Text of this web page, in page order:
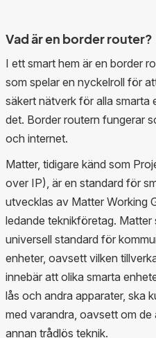
Vad är en border router?
I ett smart hem är en border
som spelar en nyckelroll för
säkert nätverk för alla smarta
det. Border routern fungerar
och internet.
Matter, tidigare känd som
over IP), är en standard för
utvecklas av Matter Working
ledande teknikföretag. Matter
universell standard för
enheter, oavsett vilken
innebär att olika smarta
lås och andra apparater, ska
med varandra, oavsett om
annan trådlös teknik.